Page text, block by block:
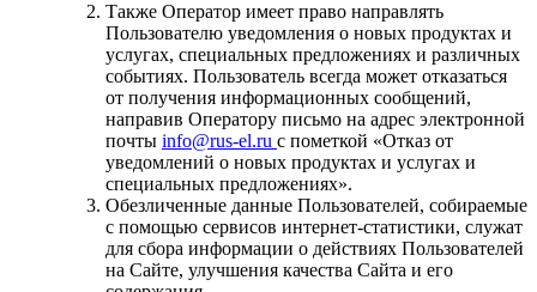
Также Оператор имеет право направлять
Пользователю уведомления о новых продуктах и
услугах, специальных предложениях и различных
событиях. Пользователь всегда может отказаться
от получения информационных сообщений,
направив Оператору письмо на адрес электронной
почты info@rus-el.ru с пометкой «Отказ от
уведомлений о новых продуктах и услугах и
специальных предложениях».
Обезличенные данные Пользователей, собираемые
с помощью сервисов интернет-статистики, служат
для сбора информации о действиях Пользователей
на Сайте, улучшения качества Сайта и его